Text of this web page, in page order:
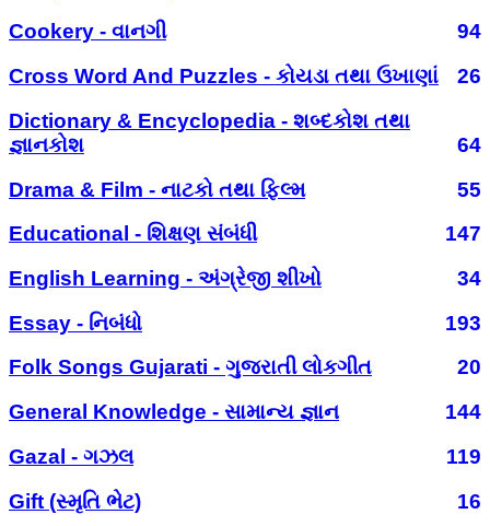
Cookery - વાનગી
94
Cross Word And Puzzles - કોયડા તથા ઉખાણાં
26
Dictionary & Encyclopedia - શબ્દકોશ તથા
જ્ઞાનકોશ
64
Drama & Film - નાટકો તથા ફિલ્મ
55
Educational - શિક્ષણ સંબંધી
147
English Learning - અંગ્રેજી શીખો
34
Essay - નિબંધો
193
Folk Songs Gujarati - ગુજરાતી લોકગીત
20
General Knowledge - સામાન્ય જ્ઞાન
144
Gazal - ગઝલ
119
Gift (સ્મૃતિ ભેટ)
16